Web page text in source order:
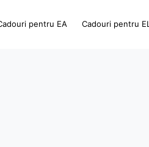
pentru EA Cadouri pentru EL